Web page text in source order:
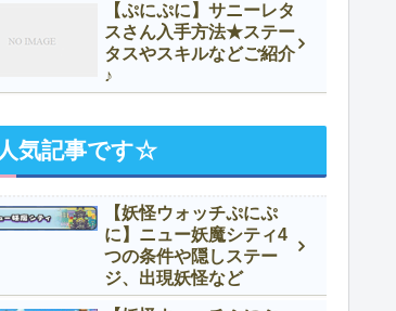
【ぷにぷに】サニーレタ
スさん入手方法★ステー
タスやスキルなどご紹介
♪
人気記事です☆
【妖怪ウォッチぷにぷ
に】ニュー妖魔シティ4
つの条件や隠しステー
ジ、出現妖怪など